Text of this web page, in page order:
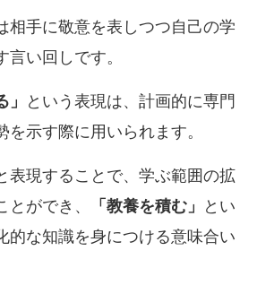
相手に敬意を表しつつ自己の学
言い回しです。
」
という表現は、計画的に専門
を示す際に用いられます。
表現することで、学ぶ範囲の拡
とができ、
「教養を積む」
とい
的な知識を身につける意味合い